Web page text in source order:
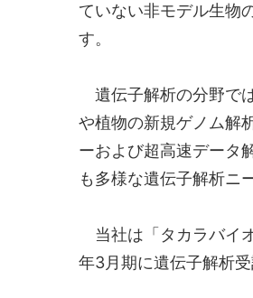
ていない非モデル生物
す。
遺伝子解析の分野で
や植物の新規ゲノム解
ーおよび超高速データ
も多様な遺伝子解析ニ
当社は「タカラバイ
年3月期に遺伝子解析